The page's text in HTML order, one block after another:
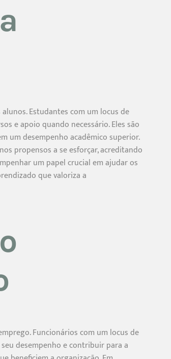
Estudantes com um locus de
e apoio quando necessário. Eles são
um desempenho acadêmico superior.
propensos a se esforçar, acreditando
um papel crucial em ajudar os
que valoriza a
Funcionários com um locus de
desempenho e contribuir para a